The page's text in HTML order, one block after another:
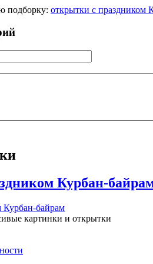
подборку: открытки с праздником
Курбан-
картинки и открытки